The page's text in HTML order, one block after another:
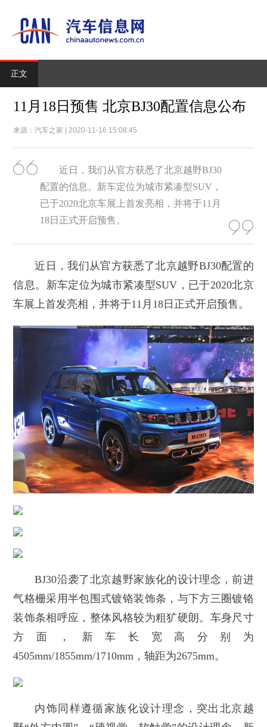
正文
11月18日预售 北京BJ30配置信息公布
来源：汽车之家 | 2020-11-16 15:08:45
近日，我们从官方获悉了北京越野BJ30
配置的信息。新车定位为城市紧凑型SUV，
已于2020北京车展上首发亮相，并将于11月
18日正式开启预售。
近日，我们从官方获悉了北京越野BJ30配置的
信息。新车定位为城市紧凑型SUV，已于2020北京
车展上首发亮相，并将于11月18日正式开启预售。
BJ30沿袭了北京越野家族化的设计理念，前进
气格栅采用半包围式镀铬装饰条，与下方三圈镀铬
装饰条相呼应，整体风格较为粗犷硬朗。车身尺寸
方面，新车长宽高分别为
4505mm/1855mm/1710mm，轴距为2675mm。
内饰同样遵循家族化设计理念，突出北京越